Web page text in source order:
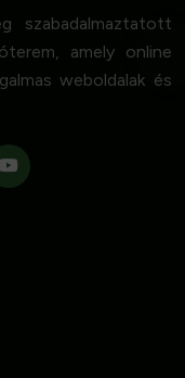
szabadalmaztatott
amely online
weboldalak és